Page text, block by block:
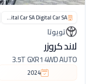
Digital Car SA Digital Car SA
تويوتا
لاند كروزر
3.5T GXR1 4WD AUTO
2024